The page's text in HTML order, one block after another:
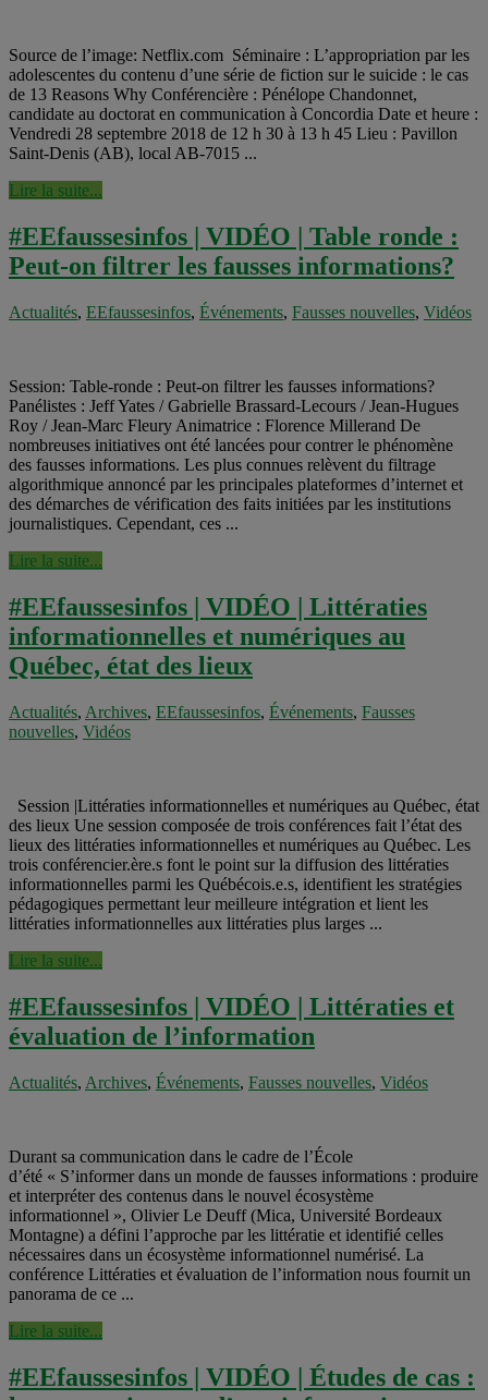
Source de l’image: Netflix.com Séminaire : L’appropriation par les
adolescentes du contenu d’une série de fiction sur le suicide : le cas
de 13 Reasons Why Conférencière : Pénélope Chandonnet,
candidate au doctorat en communication à Concordia Date et heure :
Vendredi 28 septembre 2018 de 12 h 30 à 13 h 45 Lieu : Pavillon
Saint-Denis (AB), local AB-7015 ...
Lire la suite...
#EEfaussesinfos | VIDÉO | Table ronde :
Peut-on filtrer les fausses informations?
Actualités, EEfaussesinfos, Événements, Fausses nouvelles, Vidéos
Session: Table-ronde : Peut-on filtrer les fausses informations?
Panélistes : Jeff Yates / Gabrielle Brassard-Lecours / Jean-Hugues
Roy / Jean-Marc Fleury Animatrice : Florence Millerand De
nombreuses initiatives ont été lancées pour contrer le phénomène
des fausses informations. Les plus connues relèvent du filtrage
algorithmique annoncé par les principales plateformes d’internet et
des démarches de vérification des faits initiées par les institutions
journalistiques. Cependant, ces ...
Lire la suite...
#EEfaussesinfos | VIDÉO | Littératies
informationnelles et numériques au
Québec, état des lieux
Actualités, Archives, EEfaussesinfos, Événements, Fausses
nouvelles, Vidéos
Session |Littératies informationnelles et numériques au Québec, état
des lieux Une session composée de trois conférences fait l’état des
lieux des littératies informationnelles et numériques au Québec. Les
trois conférencier.ère.s font le point sur la diffusion des littératies
informationnelles parmi les Québécois.e.s, identifient les stratégies
pédagogiques permettant leur meilleure intégration et lient les
littératies informationnelles aux littératies plus larges ...
Lire la suite...
#EEfaussesinfos | VIDÉO | Littératies et
évaluation de l’information
Actualités, Archives, Événements, Fausses nouvelles, Vidéos
Durant sa communication dans le cadre de l’École
d’été « S’informer dans un monde de fausses informations : produire
et interpréter des contenus dans le nouvel écosystème
informationnel », Olivier Le Deuff (Mica, Université Bordeaux
Montagne) a défini l’approche par les littératie et identifié celles
nécessaires dans un écosystème informationnel numérisé. La
conférence Littératies et évaluation de l’information nous fournit un
panorama de ce ...
Lire la suite...
#EEfaussesinfos | VIDÉO | Études de cas :